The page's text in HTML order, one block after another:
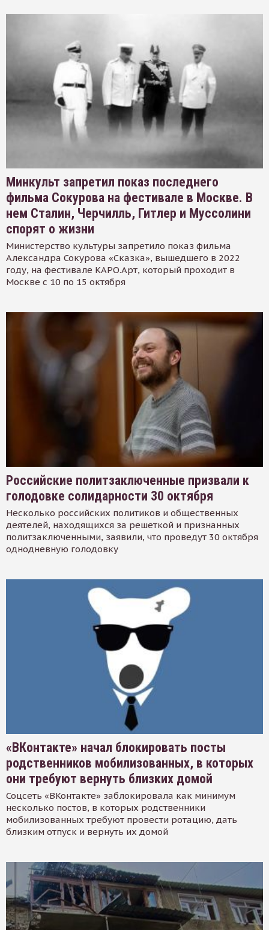
Минкульт запретил показ последнего
фильма Сокурова на фестивале в Москве. В
нем Сталин, Черчилль, Гитлер и Муссолини
спорят о жизни
Министерство культуры запретило показ фильма
Александра Сокурова «Сказка», вышедшего в 2022
году, на фестивале КАРО.Арт, который проходит в
Москве с 10 по 15 октября
Российские политзаключенные призвали к
голодовке солидарности 30 октября
Несколько российских политиков и общественных
деятелей, находящихся за решеткой и признанных
политзаключенными, заявили, что проведут 30 октября
однодневную голодовку
«ВКонтакте» начал блокировать посты
родственников мобилизованных, в которых
они требуют вернуть близких домой
Соцсеть «ВКонтакте» заблокировала как минимум
несколько постов, в которых родственники
мобилизованных требуют провести ротацию, дать
близким отпуск и вернуть их домой